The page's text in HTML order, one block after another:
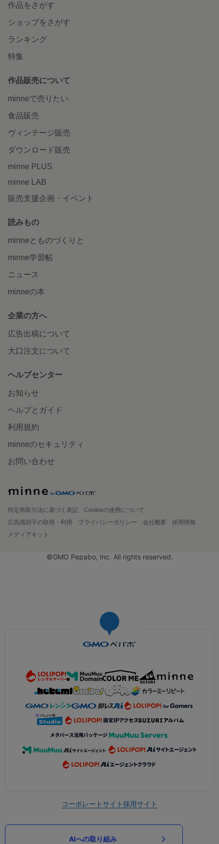
作品をさがす
ショップをさがす
ランキング
特集
作品販売について
minneで売りたい
食品販売
ヴィンテージ販売
ダウンロード販売
minne PLUS
minne LAB
販売支援企画・イベント
読みもの
minneとものづくりと
minne学習帖
ニュース
minneの本
企業の方へ
広告出稿について
大口注文について
ヘルプセンター
お知らせ
ヘルプとガイド
利用規約
minneのセキュリティ
お問い合わせ
特定商取引法に基づく表記
Cookieの使用について
広告識別子の取得・利用
プライバシーポリシー 会社概要
採用情報
メディアキット
©GMO Pepabo, Inc. All rights reserved.
コーポレートサイト採用サイト
AIへの取り組み